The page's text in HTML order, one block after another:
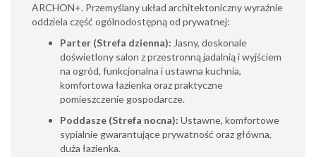
ARCHON+. Przemyślany układ architektoniczny wyraźnie
oddziela część ogólnodostępną od prywatnej:
Parter (Strefa dzienna): Jasny, doskonale
doświetlony salon z przestronną jadalnią i wyjściem
na ogród, funkcjonalna i ustawna kuchnia,
komfortowa łazienka oraz praktyczne
pomieszczenie gospodarcze.
Poddasze (Strefa nocna): Ustawne, komfortowe
sypialnie gwarantujące prywatność oraz główna,
duża łazienka.